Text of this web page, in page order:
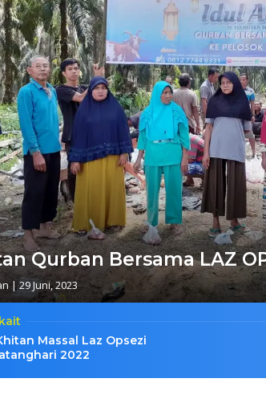
Qurban Bersama LAZ
|29 Juni, 2023
Massal Laz Opsezi
2022